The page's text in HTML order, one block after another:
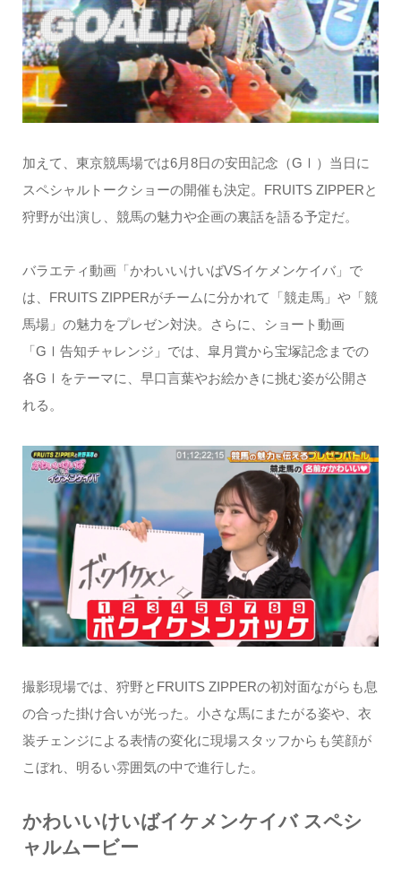
加えて、東京競馬場では6月8日の安田記念（GⅠ）当日に
スペシャルトークショーの開催も決定。FRUITS ZIPPERと
狩野が出演し、競馬の魅力や企画の裏話を語る予定だ。
バラエティ動画「かわいいけいばVSイケメンケイバ」で
は、FRUITS ZIPPERがチームに分かれて「競走馬」や「競
馬場」の魅力をプレゼン対決。さらに、ショート動画
「GⅠ告知チャレンジ」では、皐月賞から宝塚記念までの
各GⅠをテーマに、早口言葉やお絵かきに挑む姿が公開さ
れる。
撮影現場では、狩野とFRUITS ZIPPERの初対面ながらも息
の合った掛け合いが光った。小さな馬にまたがる姿や、衣
装チェンジによる表情の変化に現場スタッフからも笑顔が
こぼれ、明るい雰囲気の中で進行した。
かわいいけいばイケメンケイバ スペシ
ャルムービー